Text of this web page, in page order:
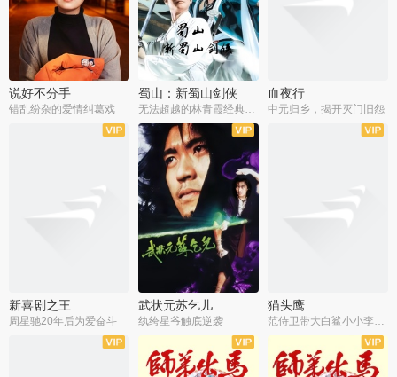
说好不分手
错乱纷杂的爱情纠葛戏
蜀山：新蜀山剑侠
无法超越的林青霞经典角色
血夜行
中元归乡，揭开灭门旧怨
新喜剧之王
周星驰20年后为爱奋斗
武状元苏乞儿
纨绔星爷触底逆袭
猫头鹰